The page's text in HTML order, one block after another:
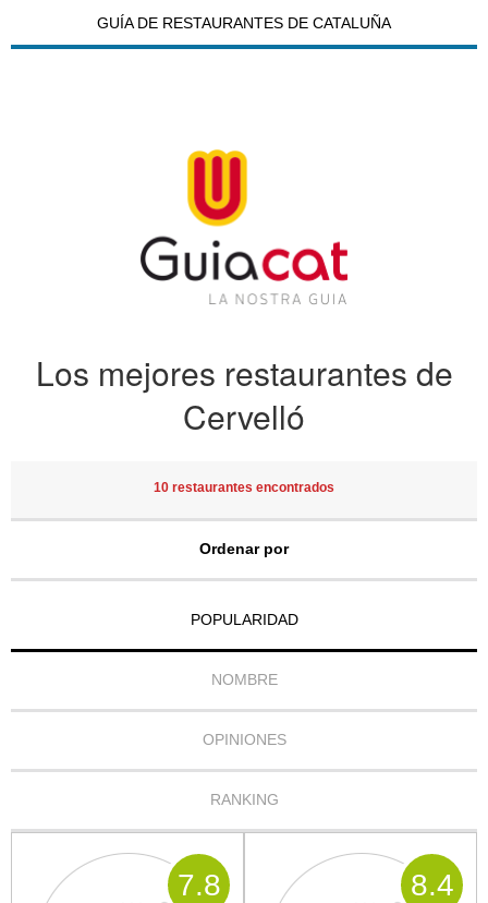
GUÍA DE RESTAURANTES DE CATALUÑA
Los mejores restaurantes de
Cervelló
10 restaurantes encontrados
Ordenar por
POPULARIDAD
NOMBRE
OPINIONES
RANKING
7.8 8.4